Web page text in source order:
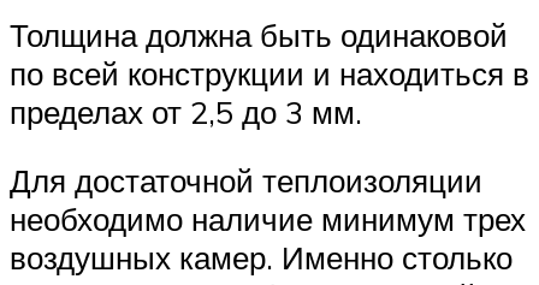
Толщина должна быть одинаковой
по всей конструкции и находиться в
пределах от 2,5 до 3 мм.
Для достаточной теплоизоляции
необходимо наличие минимум трех
воздушных камер. Именно столько